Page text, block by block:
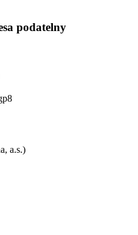
podatelny
a.s.)